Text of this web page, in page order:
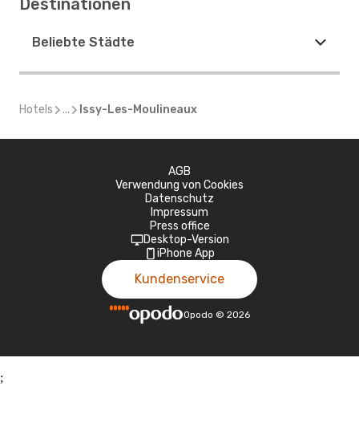
Destinationen
Beliebte Städte
Hotels ... Issy-Les-Moulineaux
AGB
Verwendung von Cookies
Datenschutz
Impressum
Press office
Desktop-Version
iPhone App
Kundenservice
Opodo © 2026
;